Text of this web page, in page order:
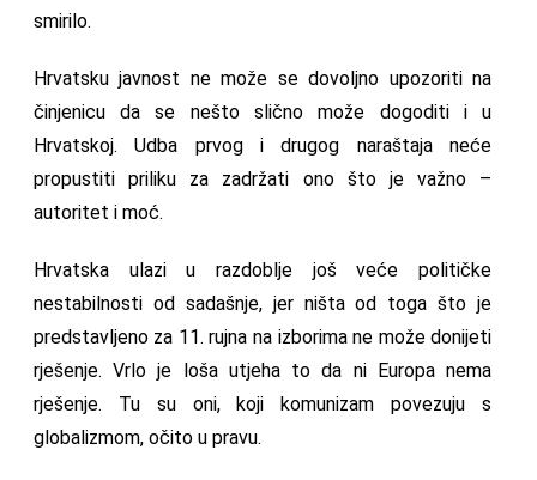
smirilo.
Hrvatsku javnost ne može se dovoljno upozoriti na
činjenicu da se nešto slično može dogoditi i u
Hrvatskoj. Udba prvog i drugog naraštaja neće
propustiti priliku za zadržati ono što je važno –
autoritet i moć.
Hrvatska ulazi u razdoblje još veće političke
nestabilnosti od sadašnje, jer ništa od toga što je
predstavljeno za 11. rujna na izborima ne može donijeti
rješenje. Vrlo je loša utjeha to da ni Europa nema
rješenje. Tu su oni, koji komunizam povezuju s
globalizmom, očito u pravu.